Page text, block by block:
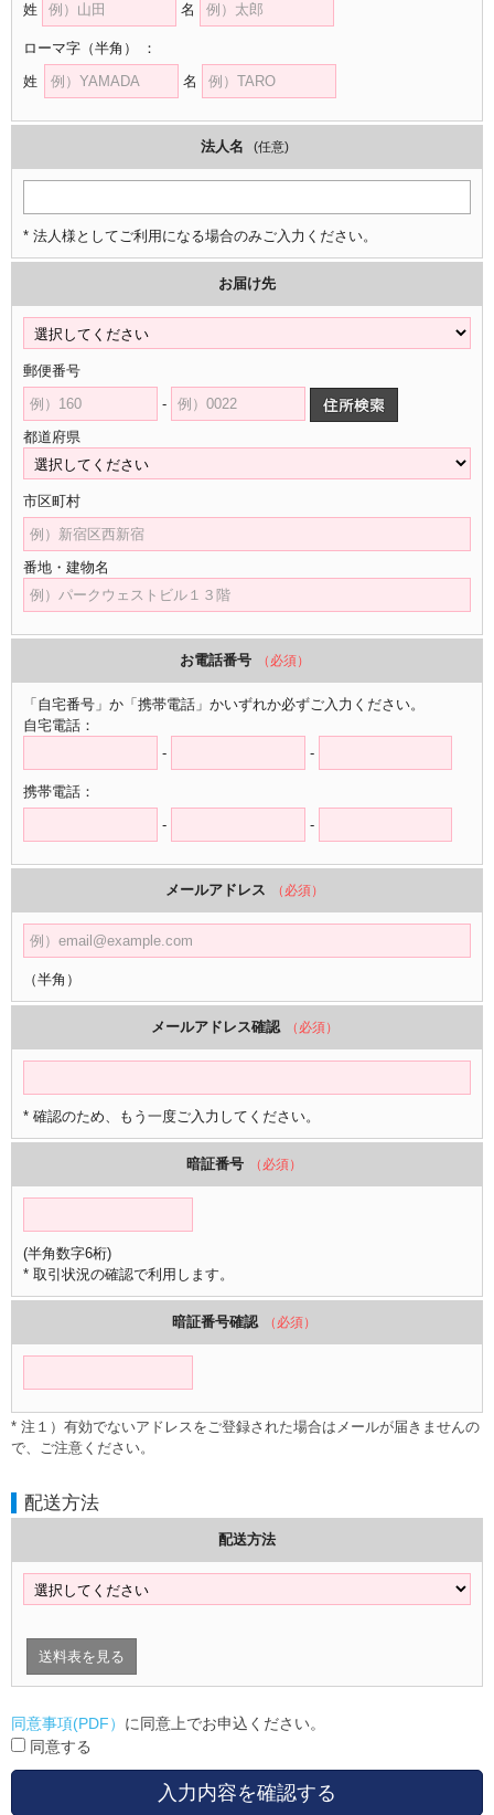
姓
名
ローマ字 （半角）
：
姓
名
法人名 (任意)
* 法人様としてご利用になる場合のみご入力ください。
お届け先
郵便番号
-
都道府県
市区町村
番地・建物名
お電話番号 （必須）
「自宅番号」か「携帯電話」かいずれか必ずご入力ください。
自宅電話：
-
-
携帯電話：
-
-
メールアドレス （必須）
（半角）
メールアドレス確認 （必須）
* 確認のため、もう一度ご入力してください。
暗証番号 （必須）
(半角数字6桁)
* 取引状況の確認で利用します。
暗証番号確認 （必須）
* 注１）有効でないアドレスをご登録された場合はメールが届きませんの
で、ご注意ください。
配送方法
配送方法
送料表を見る
同意事項(PDF） に同意上でお申込ください。
同意する
入力内容を確認する